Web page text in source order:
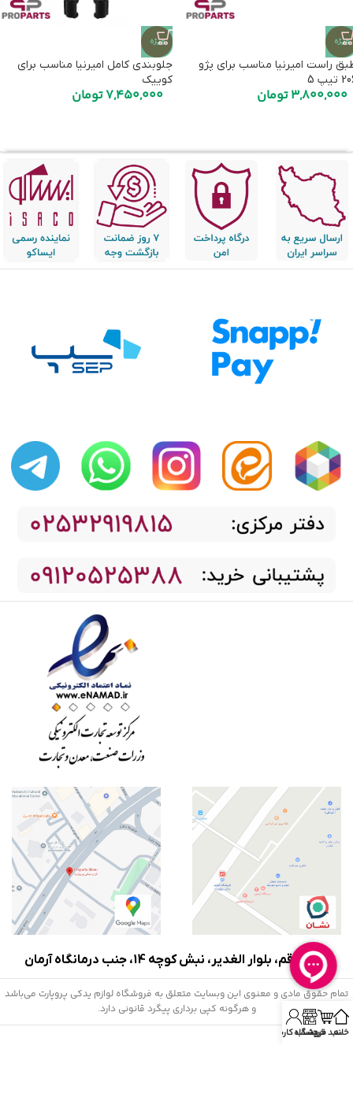
ویژه
راست امیرنیا مناسب برای پژو
تیپ 5
3,800,000تومان
ویژه
جلوبندی کامل امیرنیا مناسب برای
کوییک
7,450,000تومان
آدرس:قم، بلوار الغدیر، نبش کوچه 14، جنب درمانگاه آرمان
تمام حقوق مادی و معنوی این وبسایت متعلق به فروشگاه لوازم یدکی پروپارت می‌باشد
و هرگونه کپی برداری پیگرد قانونی دارد.
خانهسبد خرید
فروشگاه
حساب کاربری